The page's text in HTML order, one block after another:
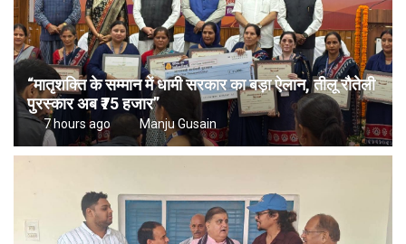
“मातृशक्ति के सम्मान में धामी सरकार का बड़ा ऐलान, तीलू रौतेली
पुरस्कार अब ₹75 हजार”
7 hours ago Manju Gusain